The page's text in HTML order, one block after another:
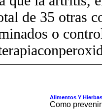
de 35 otras
o
Alimentos Y
Como